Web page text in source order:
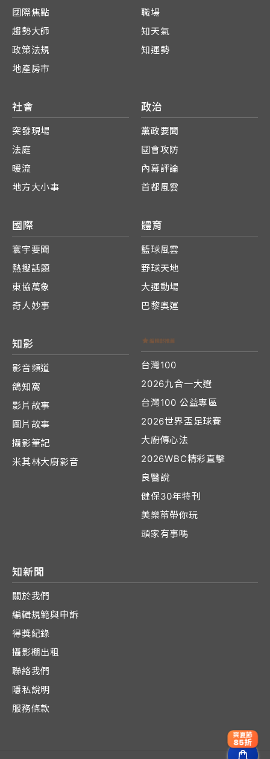
國際焦點
趨勢大師
政策法規
地產房市
職場
知天氣
知運勢
社會
突發現場
法庭
暖流
地方大小事
政治
黨政要聞
國會攻防
內幕評論
首都風雲
國際
寰宇要聞
熱搜話題
東協萬象
奇人妙事
體育
籃球風雲
野球天地
大運動場
巴黎奧運
知影
影音頻道
鴿知窩
影片故事
圖片故事
攝影筆記
米其林大廚影音
台灣100
2026九合一大選
台灣100 公益專區
2026世界盃足球賽
大廚傳心法
2026WBC精彩直擊
良醫說
健保30年特刊
美樂蒂帶你玩
頭家有事嗎
知新聞
關於我們
編輯規範與申訴
得獎紀錄
攝影棚出租
聯絡我們
隱私說明
服務條款
爽夏節
85折